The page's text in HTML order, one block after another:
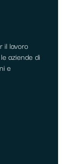
il lavoro
aziende di
e